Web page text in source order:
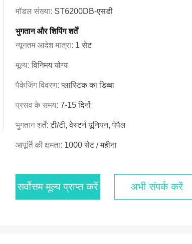
मॉडल संख्या: ST6200DB-एसडी
भुगतान और शिपिंग शर्तें
न्यूनतम आदेश मात्रा: 1 सेट
मूल्य:विनिमय योग्य
पैकेजिंग विवरण:प्लास्टिक का डिब्बा
प्रसव के समय: 7-15 दिनों
भुगतान शर्तें:टी/टी, वेस्टर्न यूनियन, पेपैल
आपूर्ति की क्षमता: 1000 सेट / महीना
सर्वोत्तम मूल्य प्राप्त करें अभी संपर्क करें